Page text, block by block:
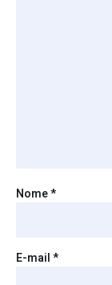
Nome*
E-mail*